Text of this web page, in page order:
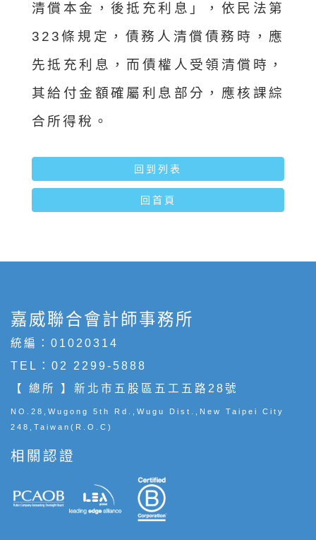
清償本金，後抵充利息」，依民法第
323條規定，債務人清償債務時，應
先抵充利息，而債權人受領清償時，
其給付金額確屬利息部分，應核課綜
合所得稅。
回到列表
回首頁
嘉威聯合會計師事務所
統編：01020314
TEL： 02 2299-5888
【 總所 】新北市五股區五工五路28號
NO.28,Wugong 5th Rd.,Wugu Dist.,New Taipei City
248,Taiwan(R.O.C)
相關認證